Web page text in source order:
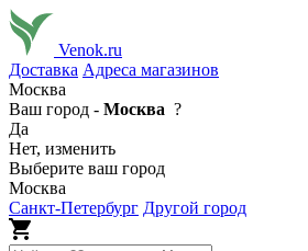
Venok.ru
Доставка Адреса магазинов
Москва
Ваш город - Москва ?
Да
Нет, изменить
Выберите ваш город
Москва
Санкт-Петербург Другой город